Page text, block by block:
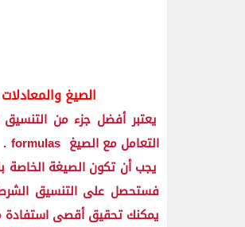
الصيغ والمعادلات
يعتبر أفضل جزء من
التعامل مع الصيغ formulas
.
يجب أن تكون الصيغة الخاصة
فستحصل على التنسيق
يمكنك تحقيق أقصى